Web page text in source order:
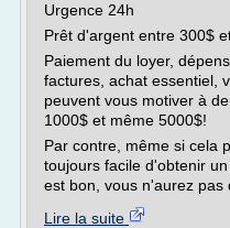
Urgence 24h
Prêt d'argent entre 300$
Paiement du loyer,
factures, achat essentiel,
peuvent vous motiver à
1000$ et même 5000$!
Par contre, même si cela
toujours facile d'obtenir
est bon, vous n'aurez pas
Lire la suite